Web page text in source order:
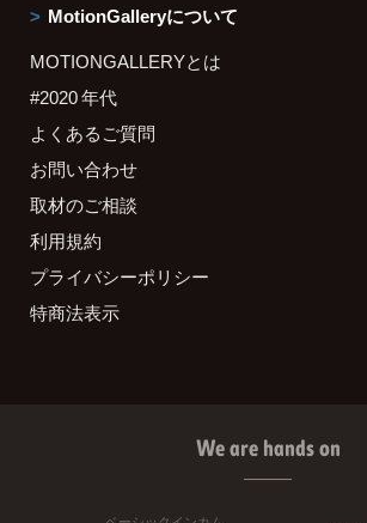
MotionGalleryについて
MOTIONGALLERYとは
#2020 年代
よくあるご質問
お問い合わせ
取材のご相談
利用規約
プライバシーポリシー
特商法表示
We are hands on